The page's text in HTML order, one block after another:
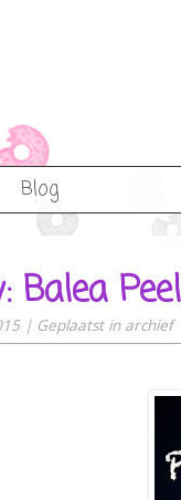
Blog
Balea
| Geplaatst in archief